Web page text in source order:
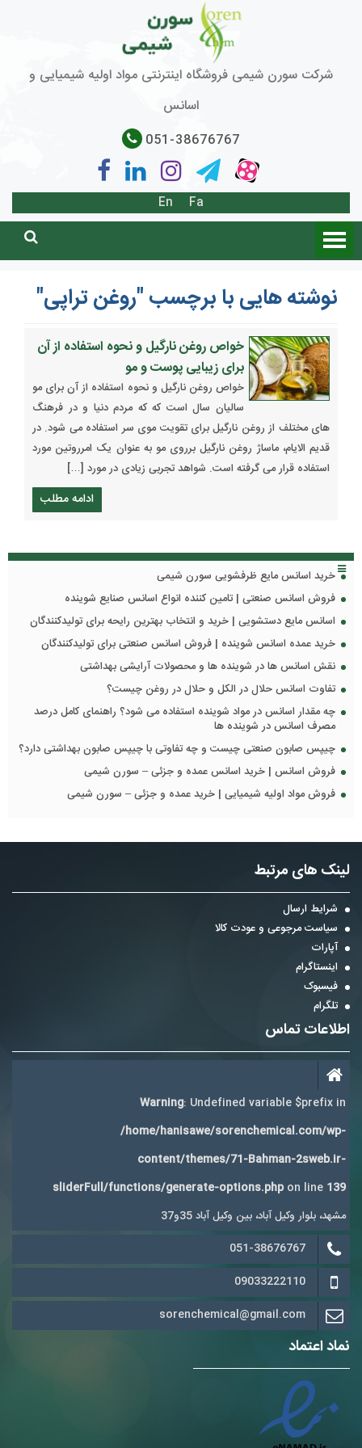
شرکت سورن شیمی فروشگاه اینترنتی مواد اولیه شیمیایی و
اسانس
051-38676767
Fa
En
نوشته هایی با برچسب "روغن تراپی"
خواص روغن نارگیل و نحوه استفاده از آن
برای زیبایی پوست و مو
خواص روغن نارگیل و نحوه استفاده از آن برای مو
سالیان سال است که که مردم دنیا و در فرهنگ
های مختلف از روغن نارگیل برای تقویت موی سر استفاده می شود. در
قدیم الایام، ماساژ روغن نارگیل برروی مو به عنوان یک امرروتین مورد
استفاده قرار می گرفته است. شواهد تجربی زیادی در مورد […]
ادامه مطلب
خرید اسانس مایع ظرفشویی سورن شیمی
فروش اسانس صنعتی | تامین کننده انواع اسانس صنایع شوینده
اسانس مایع دستشویی | خرید و انتخاب بهترین رایحه برای تولیدکنندگان
خرید عمده اسانس شوینده | فروش اسانس صنعتی برای تولیدکنندگان
نقش اسانس ها در شوینده ها و محصولات آرایشی بهداشتی
تفاوت اسانس حلال در الکل و حلال در روغن چیست؟
چه مقدار اسانس در مواد شوینده استفاده می شود؟ راهنمای کامل درصد
مصرف اسانس در شوینده ها
چیپس صابون صنعتی چیست و چه تفاوتی با چیپس صابون بهداشتی دارد؟
فروش اسانس | خرید اسانس عمده و جزئی – سورن شیمی
فروش مواد اولیه شیمیایی | خرید عمده و جزئی – سورن شیمی
لینک های مرتبط
شرایط ارسال
سیاست مرجوعی و عودت کالا
آپارات
اینستاگرام
فیسبوک
تلگرام
اطلاعات تماس
Warning: Undefined variable $prefix in
/home/hanisawe/sorenchemical.com/wp-
content/themes/71-Bahman-2sweb.ir-
sliderFull/functions/generate-options.php on line 139
مشهد، بلوار وکیل آباد، بین وکیل آباد 35و37
051-38676767
09033222110
sorenchemical@gmail.com
نماد اعتماد